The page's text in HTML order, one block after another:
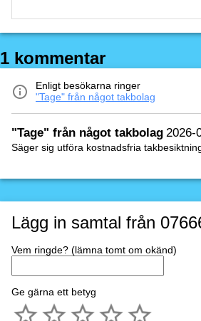
1 kommentar
Enligt besökarna ringer
"Tage" från något takbolag
"Tage" från något takbolag 2026-
Säger sig utföra kostnadsfria
Lägg in samtal från
Vem ringde? (lämna tomt om okänd)
Ge gärna ett betyg